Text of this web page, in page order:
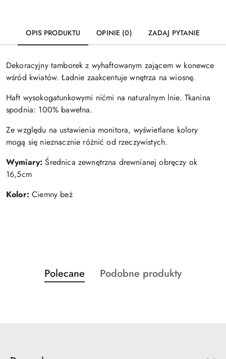
OPIS PRODUKTU OPINIE (0) ZADAJ PYTANIE
Dekoracyjny tamborek z wyhaftowanym zającem w konewce
wśród kwiatów. Ładnie zaakcentuje wnętrza na wiosnę.
Haft wysokogatunkowymi nićmi na naturalnym lnie. Tkanina
spodnia: 100% bawełna.
Ze względu na ustawienia monitora, wyświetlane kolory
mogą się nieznacznie różnić od rzeczywistych.
Wymiary: Średnica zewnętrzna drewnianej obręczy ok
16,5cm
Kolor: Ciemny beż
Pomiń karuzelę produktów
Produkty
o
Polecane
Produkty
Podobne produkty